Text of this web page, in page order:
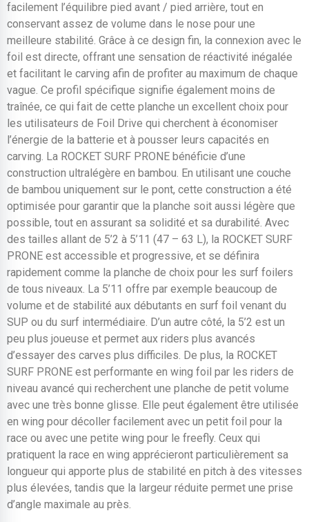
facilement l’équilibre pied avant / pied arrière, tout en
conservant assez de volume dans le nose pour une
meilleure stabilité. Grâce à ce design fin, la connexion avec le
foil est directe, offrant une sensation de réactivité inégalée
et facilitant le carving afin de profiter au maximum de chaque
vague. Ce profil spécifique signifie également moins de
traînée, ce qui fait de cette planche un excellent choix pour
les utilisateurs de Foil Drive qui cherchent à économiser
l’énergie de la batterie et à pousser leurs capacités en
carving. La ROCKET SURF PRONE bénéficie d’une
construction ultralégère en bambou. En utilisant une couche
de bambou uniquement sur le pont, cette construction a été
optimisée pour garantir que la planche soit aussi légère que
possible, tout en assurant sa solidité et sa durabilité. Avec
des tailles allant de 5’2 à 5’11 (47 – 63 L), la ROCKET SURF
PRONE est accessible et progressive, et se définira
rapidement comme la planche de choix pour les surf foilers
de tous niveaux. La 5’11 offre par exemple beaucoup de
volume et de stabilité aux débutants en surf foil venant du
SUP ou du surf intermédiaire. D’un autre côté, la 5’2 est un
peu plus joueuse et permet aux riders plus avancés
d’essayer des carves plus difficiles. De plus, la ROCKET
SURF PRONE est performante en wing foil par les riders de
niveau avancé qui recherchent une planche de petit volume
avec une très bonne glisse. Elle peut également être utilisée
en wing pour décoller facilement avec un petit foil pour la
race ou avec une petite wing pour le freefly. Ceux qui
pratiquent la race en wing apprécieront particulièrement sa
longueur qui apporte plus de stabilité en pitch à des vitesses
plus élevées, tandis que la largeur réduite permet une prise
d’angle maximale au près.